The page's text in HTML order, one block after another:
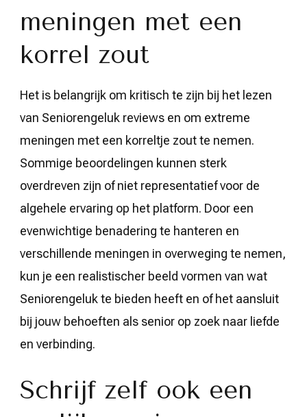
meningen met een
korrel zout
Het is belangrijk om kritisch te zijn bij het lezen
van Seniorengeluk reviews en om extreme
meningen met een korreltje zout te nemen.
Sommige beoordelingen kunnen sterk
overdreven zijn of niet representatief voor de
algehele ervaring op het platform. Door een
evenwichtige benadering te hanteren en
verschillende meningen in overweging te nemen,
kun je een realistischer beeld vormen van wat
Seniorengeluk te bieden heeft en of het aansluit
bij jouw behoeften als senior op zoek naar liefde
en verbinding.
Schrijf zelf ook een